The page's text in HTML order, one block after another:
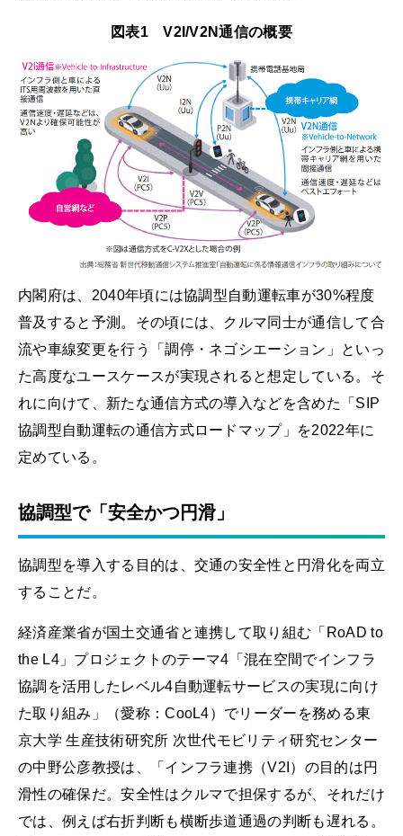
図表1 V2I/V2N通信の概要
内閣府は、2040年頃には協調型自動運転車が30%程度
普及すると予測。その頃には、クルマ同士が通信して合
流や車線変更を行う「調停・ネゴシエーション」といっ
た高度なユースケースが実現されると想定している。そ
れに向けて、新たな通信方式の導入などを含めた「SIP
協調型自動運転の通信方式ロードマップ」を2022年に
定めている。
協調型で「安全かつ円滑」
協調型を導入する目的は、交通の安全性と円滑化を両立
することだ。
経済産業省が国土交通省と連携して取り組む「RoAD to
the L4」プロジェクトのテーマ4「混在空間でインフラ
協調を活用したレベル4自動運転サービスの実現に向け
た取り組み」（愛称：CooL4）でリーダーを務める東
京大学 生産技術研究所 次世代モビリティ研究センター
の中野公彦教授は、「インフラ連携（V2I）の目的は円
滑性の確保だ。安全性はクルマで担保するが、それだけ
では、例えば右折判断も横断歩道通過の判断も遅れる。